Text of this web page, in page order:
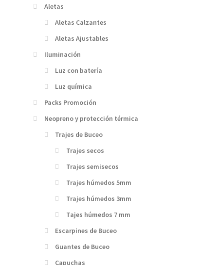
Aletas
Aletas Calzantes
Aletas Ajustables
Iluminación
Luz con batería
Luz química
Packs Promoción
Neopreno y protección térmica
Trajes de Buceo
Trajes secos
Trajes semisecos
Trajes húmedos 5mm
Trajes húmedos 3mm
Tajes húmedos 7 mm
Escarpines de Buceo
Guantes de Buceo
Capuchas